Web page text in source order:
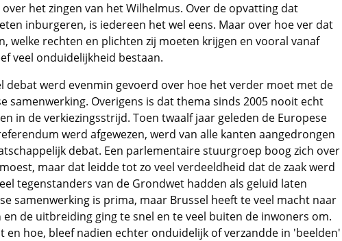
het zingen van het Wilhelmus. Over de opvatting dat
inburgeren, is iedereen het wel eens. Maar over hoe ver dat
welke rechten en plichten zij moeten krijgen en vooral vanaf
veel onduidelijkheid bestaan.
debat werd evenmin gevoerd over hoe het verder moet met de
samenwerking. Overigens is dat thema sinds 2005 nooit echt
in de verkiezingsstrijd. Toen twaalf jaar geleden de Europese
werd afgewezen, werd van alle kanten aangedrongen
debat. Een parlementaire stuurgroep boog zich over
maar dat leidde tot zo veel verdeeldheid dat de zaak werd
tegenstanders van de Grondwet hadden als geluid laten
samenwerking is prima, maar Brussel heeft te veel macht naar
de uitbreiding ging te snel en te veel buiten de inwoners om.
en hoe, bleef nadien echter onduidelijk of verzandde in 'beelden'